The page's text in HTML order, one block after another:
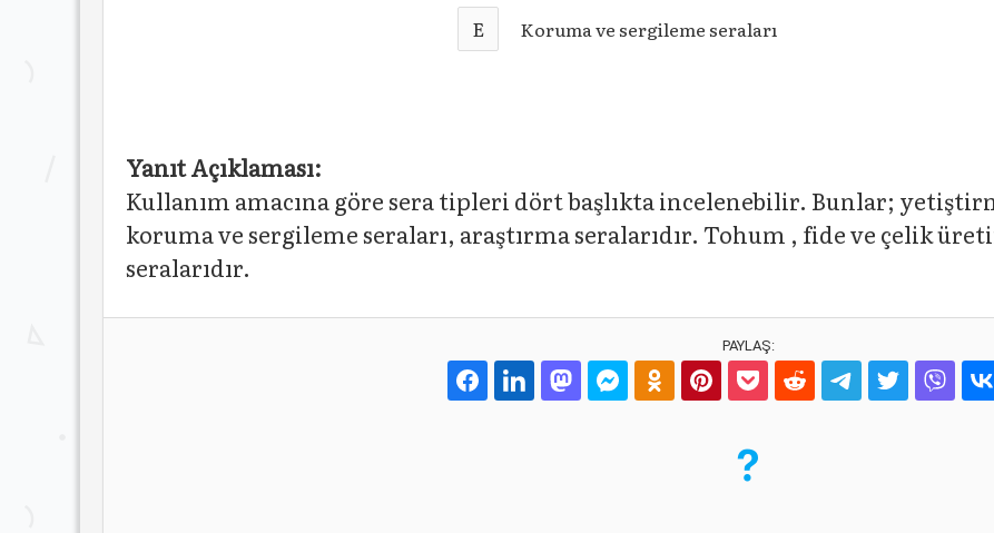
E Koruma ve sergileme seraları
Yanıt Açıklaması:
Kullanım amacına göre sera tipleri dört başlıkta incelenebilir. Bunlar;
koruma ve sergileme seraları, araştırma seralarıdır. Tohum , fide ve çelik
seralarıdır.
PAYLAŞ: